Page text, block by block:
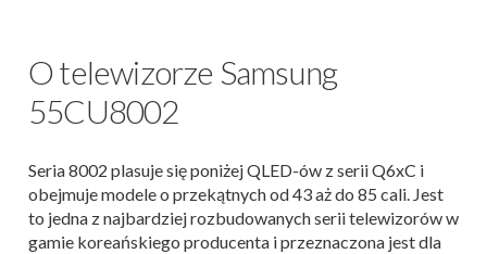
O telewizorze Samsung
55CU8002
Seria 8002 plasuje się poniżej QLED-ów z serii Q6xC i
obejmuje modele o przekątnych od 43 aż do 85 cali. Jest
to jedna z najbardziej rozbudowanych serii telewizorów w
gamie koreańskiego producenta i przeznaczona jest dla